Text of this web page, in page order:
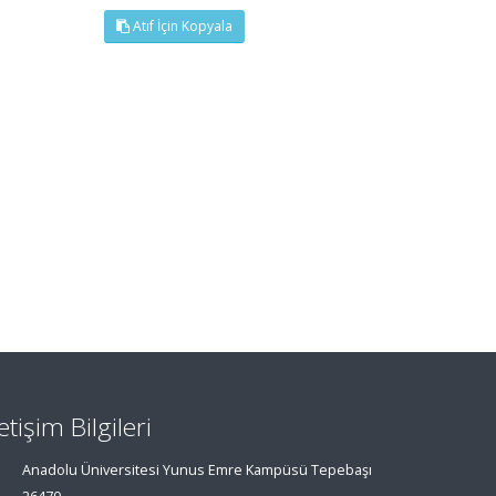
Atıf İçin Kopyala
Bilgileri
Anadolu Üniversitesi Yunus Emre Kampüsü Tepebaşı